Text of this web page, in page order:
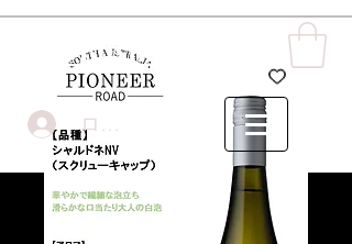
Food BusinessRoad
ログイン